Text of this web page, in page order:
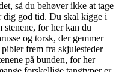
så du behøver ikke at tage
dig god tid. Du skal kigge i
stenene, for her kan du
og torsk, der gemmer
frem fra skjulesteder
på bunden, for her